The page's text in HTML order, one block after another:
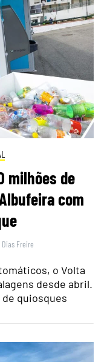
milhões de
com
Freire
o Volta
desde abril.
quiosques